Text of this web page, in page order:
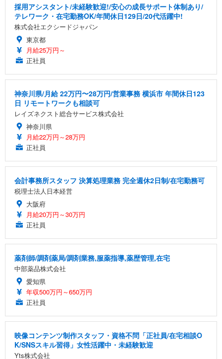
採用アシスタント/未経験歓迎!/安心の成長サポート体制あり/
テレワーク・在宅勤務OK/年間休日129日/20代活躍中!
株式会社エクシードジャパン
東京都
月給25万円～
正社員
神奈川県/月給 22万円〜28万円/営業事務 横浜市 年間休日123
日 リモートワークも相談可
レイズネクスト総合サービス株式会社
神奈川県
月給22万円～28万円
正社員
会計事務所スタッフ 決算処理業務 完全週休2日制/在宅勤務可
税理士法人日本経営
大阪府
月給20万円～30万円
正社員
薬剤師/調剤薬局/調剤業務,服薬指導,薬歴管理,在宅
中部薬品株式会社
愛知県
年収500万円～650万円
正社員
映像コンテンツ制作スタッフ・資格不問「正社員/在宅相談O
K/SNSスキル習得」女性活躍中・未経験歓迎
Yts株式会社